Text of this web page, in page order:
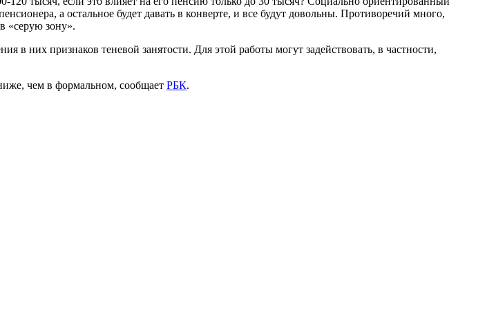
а остальное будет давать в конверте, и все будут довольны. Противоречий много,
«серую зону».
в них признаков теневой занятости. Для этой работы могут задействовать, в частности,
чем в формальном, сообщает РБК.